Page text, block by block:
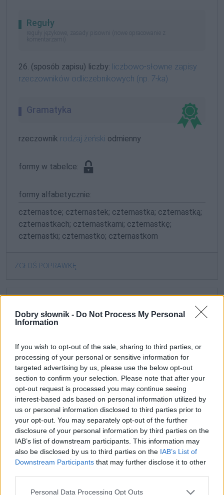
Dobry słownik - Do Not Process My Personal
Information
If you wish to opt-out of the sale, sharing to third parties, or
processing of your personal or sensitive information for
targeted advertising by us, please use the below opt-out
section to confirm your selection. Please note that after your
opt-out request is processed you may continue seeing
interest-based ads based on personal information utilized by
us or personal information disclosed to third parties prior to
your opt-out. You may separately opt-out of the further
disclosure of your personal information by third parties on the
IAB’s list of downstream participants. This information may
also be disclosed by us to third parties on the IAB’s List of
Downstream Participants that may further disclose it to other
Please note that this website/app uses one or more Google
Personal Data Processing Opt Outs
Reguły
reguły językowe, zasady pisowni (nowe opracowanie z
komentarzami)
26. (sposób zapisu) liczby: liczbowo-słowne zapisy
rzeczowników odliczebnikowych (np. 7-ka)
Gramatyka
rzeczownik rodzaj żeński odmienny
formy w tabelce:
formy alfabetycznie:
czternastce; czternastek; czternastka; czternastką;
czternastkach; czternastkami; czternastkę;
czternastki; czternastko; czternastkom
ZGŁOŚ POPRAWKĘ
3. czternastka(pensja)
Przykłady użycia
autentyczne, starannie wybrane, zobacz też na blogu
W lutym górnicy protestują przed siedzibą
Jastrzębskiej Spółki Węglowej, która chce
przeprowadzić program oszczędnościowy i
zlikwidować
i deputaty węglowe dla
pracowników. Do protestujących dołączają
zadymiarze w szalikach. Próbują wedrzeć się do
biurowca.